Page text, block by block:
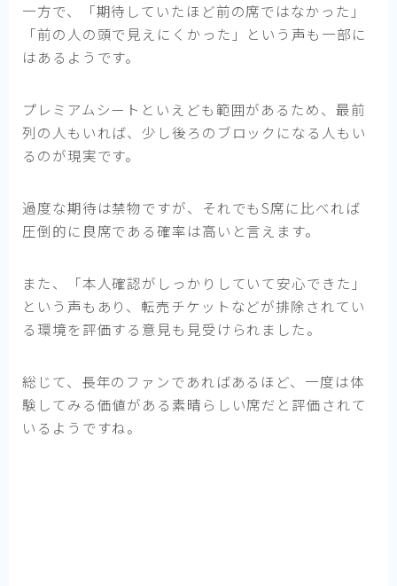
一方で、「期待していたほど前の席ではなかった」
「前の人の頭で見えにくかった」という声も一部に
はあるようです。
プレミアムシートといえども範囲があるため、最前
列の人もいれば、少し後ろのブロックになる人もい
るのが現実です。
過度な期待は禁物ですが、それでもS席に比べれば
圧倒的に良席である確率は高いと言えます。
また、「本人確認がしっかりしていて安心できた」
という声もあり、転売チケットなどが排除されてい
る環境を評価する意見も見受けられました。
総じて、長年のファンであればあるほど、一度は体
験してみる価値がある素晴らしい席だと評価されて
いるようですね。